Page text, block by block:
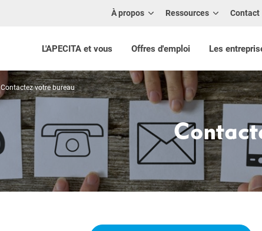
L'APECITA et vous Offres d'emploi Les
À propos Ressources Contact
Contactez votre bureau